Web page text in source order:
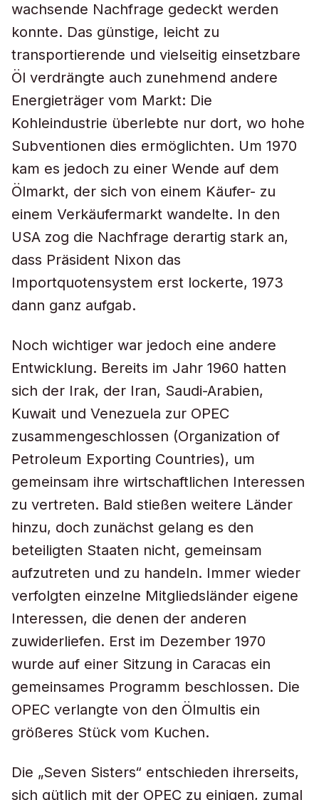
wachsende Nachfrage gedeckt werden
konnte. Das günstige, leicht zu
transportierende und vielseitig einsetzbare
Öl verdrängte auch zunehmend andere
Energieträger vom Markt: Die
Kohleindustrie überlebte nur dort, wo hohe
Subventionen dies ermöglichten. Um 1970
kam es jedoch zu einer Wende auf dem
Ölmarkt, der sich von einem Käufer- zu
einem Verkäufermarkt wandelte. In den
USA zog die Nachfrage derartig stark an,
dass Präsident Nixon das
Importquotensystem erst lockerte, 1973
dann ganz aufgab.
Noch wichtiger war jedoch eine andere
Entwicklung. Bereits im Jahr 1960 hatten
sich der Irak, der Iran, Saudi-Arabien,
Kuwait und Venezuela zur OPEC
zusammengeschlossen (Organization of
Petroleum Exporting Countries), um
gemeinsam ihre wirtschaftlichen Interessen
zu vertreten. Bald stießen weitere Länder
hinzu, doch zunächst gelang es den
beteiligten Staaten nicht, gemeinsam
aufzutreten und zu handeln. Immer wieder
verfolgten einzelne Mitgliedsländer eigene
Interessen, die denen der anderen
zuwiderliefen. Erst im Dezember 1970
wurde auf einer Sitzung in Caracas ein
gemeinsames Programm beschlossen. Die
OPEC verlangte von den Ölmultis ein
größeres Stück vom Kuchen.
Die „Seven Sisters“ entschieden ihrerseits,
sich gütlich mit der OPEC zu einigen, zumal